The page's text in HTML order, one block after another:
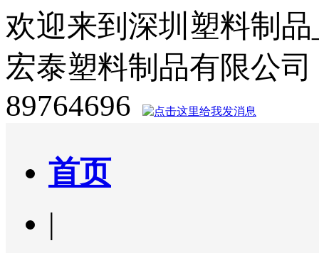
欢迎来到深圳塑料制
宏泰塑料制品有限公司
89764696
首页
|